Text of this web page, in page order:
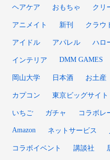
ヘアケア おもちゃ クリ
アニメイト 新刊 クラウ
アイドル アパレル ハロ
インテリア DMM GAMES
岡山大学 日本酒 お土産
カプコン 東京ビッグサイト
いちご ガチャ コラボレ
Amazon ネットサービス
コラボイベント 講談社